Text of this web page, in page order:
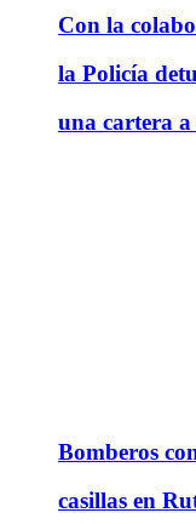
Con la
la Policía
una cartera
Bomberos
casillas en